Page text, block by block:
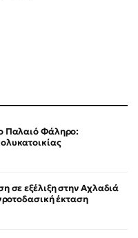
Παλαιό Φάληρο:
σε εξέλιξη στην Αχλαδιά
έκταση